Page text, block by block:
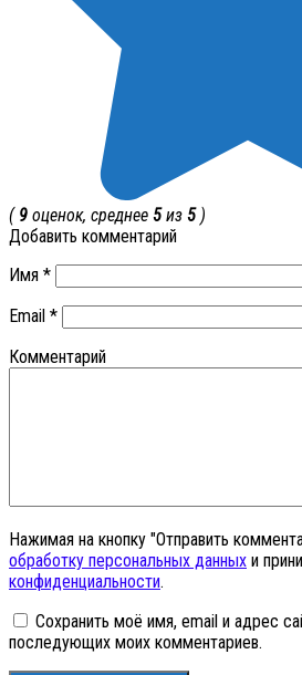
( 9 оценок, среднее 5из 5)
Добавить комментарий
Имя *
Email *
Комментарий
Нажимая на кнопку "Отправить
обработку персональных данных и
конфиденциальности.
Сохранить моё имя, email и адрес
последующих моих комментариев.